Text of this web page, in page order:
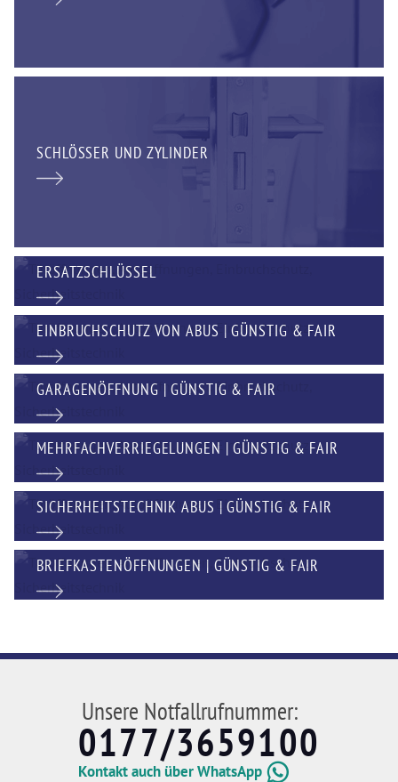
SCHLÖSSER UND ZYLINDER
ERSATZSCHLÜSSEL
EINBRUCHSCHUTZ VON ABUS | GÜNSTIG & FAIR
GARAGENÖFFNUNG | GÜNSTIG & FAIR
MEHRFACHVERRIEGELUNGEN | GÜNSTIG & FAIR
SICHERHEITSTECHNIK ABUS | GÜNSTIG & FAIR
BRIEFKASTENÖFFNUNGEN | GÜNSTIG & FAIR
Unsere Notfallrufnummer:
0177/3659100
Kontakt auch über WhatsApp